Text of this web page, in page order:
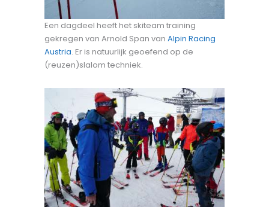
Een dagdeel heeft het skiteam training
gekregen van Arnold Span van Alpin Racing
Austria. Er is natuurlijk geoefend op de
(reuzen)slalom techniek.